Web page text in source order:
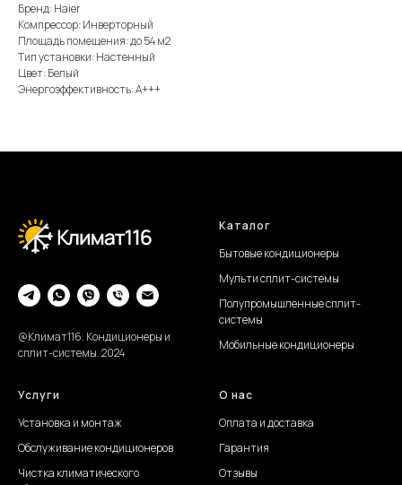
Бренд: Haier
Компрессор: Инверторный
Площадь помещения: до 54 м2
Тип установки: Настенный
Цвет: Белый
Энергоэффективность: А+++
@Климат116. Кондиционеры и
сплит-системы. 2024
Каталог
Бытовые кондиционеры
Мульти сплит-системы
Полупромышленные сплит-
системы
Мобильные кондиционеры
Услуги
Установка и монтаж
Обслуживаниекондиционеров
Чистка климатического
О нас
Оплата и доставка
Гарантия
Отзывы